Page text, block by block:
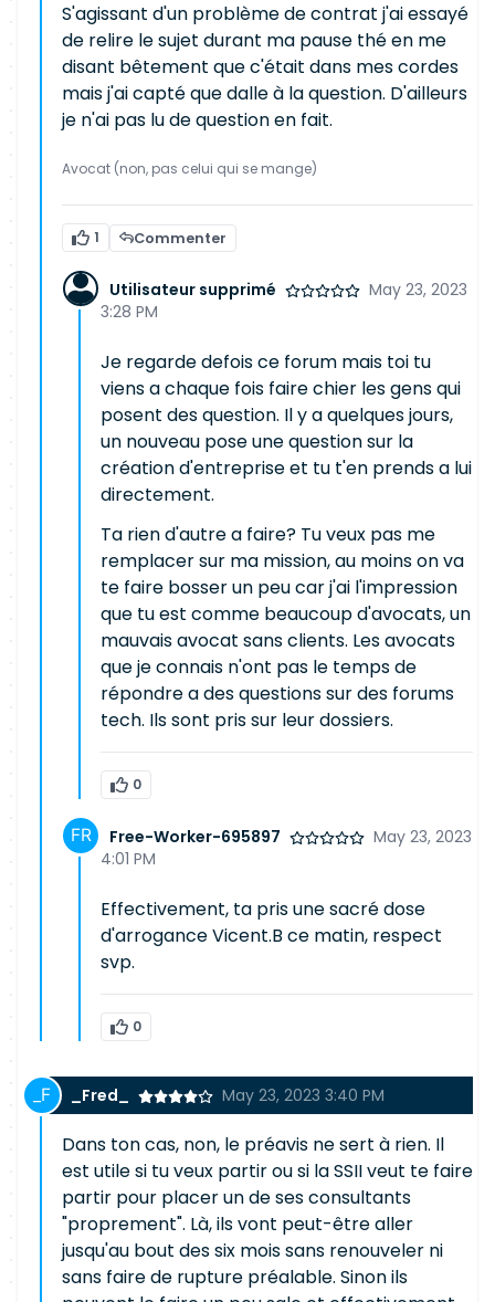
S'agissant d'un problème de contrat j'ai essayé
de relire le sujet durant ma pause thé en me
disant bêtement que c'était dans mes cordes
mais j'ai capté que dalle à la question. D'ailleurs
je n'ai pas lu de question en fait.
Avocat (non, pas celui qui se mange)
1 Commenter
Utilisateur supprimé
May 23, 2023
3:28 PM
Je regarde defois ce forum mais toi tu
viens a chaque fois faire chier les gens qui
posent des question. Il y a quelques jours,
un nouveau pose une question sur la
création d'entreprise et tu t'en prends a lui
directement.
Ta rien d'autre a faire? Tu veux pas me
remplacer sur ma mission, au moins on va
te faire bosser un peu car j'ai l'impression
que tu est comme beaucoup d'avocats, un
mauvais avocat sans clients. Les avocats
que je connais n'ont pas le temps de
répondre a des questions sur des forums
tech. Ils sont pris sur leur dossiers.
0
Free-Worker-695897
May 23, 2023
4:01 PM
Effectivement, ta pris une sacré dose
d'arrogance Vicent.B ce matin, respect
svp.
0
_Fred_ May 23, 2023 3:40 PM
Dans ton cas, non, le préavis ne sert à rien. Il
est utile si tu veux partir ou si la SSII veut te faire
partir pour placer un de ses consultants
"proprement". Là, ils vont peut-être aller
jusqu'au bout des six mois sans renouveler ni
sans faire de rupture préalable. Sinon ils